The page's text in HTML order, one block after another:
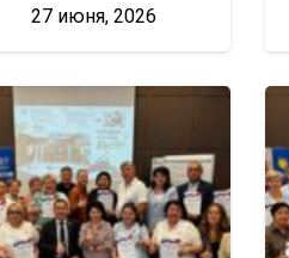
27 июня, 2026